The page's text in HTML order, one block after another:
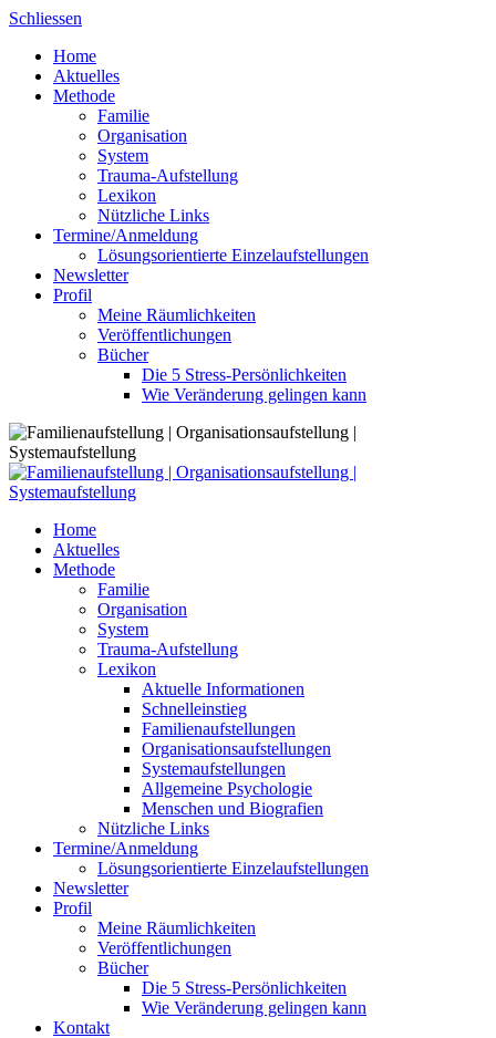
Skip
content
Schliessen
Home
Aktuelles
Methode
Familie
Organisation
System
Trauma-Aufstellung
Lexikon
Nützliche Links
Termine/Anmeldung
Lösungsorientierte Einzelaufstellungen
Newsletter
Profil
Meine Räumlichkeiten
Veröffentlichungen
Bücher
Die 5 Stress-Persönlichkeiten
Wie Veränderung gelingen kann
Home
Aktuelles
Methode
Familie
Organisation
System
Trauma-Aufstellung
Lexikon
Aktuelle Informationen
Schnelleinstieg
Familienaufstellungen
Organisationsaufstellungen
Systemaufstellungen
Allgemeine Psychologie
Menschen und Biografien
Nützliche Links
Termine/Anmeldung
Lösungsorientierte Einzelaufstellungen
Newsletter
Profil
Meine Räumlichkeiten
Veröffentlichungen
Bücher
Die 5 Stress-Persönlichkeiten
Wie Veränderung gelingen kann
Kontakt